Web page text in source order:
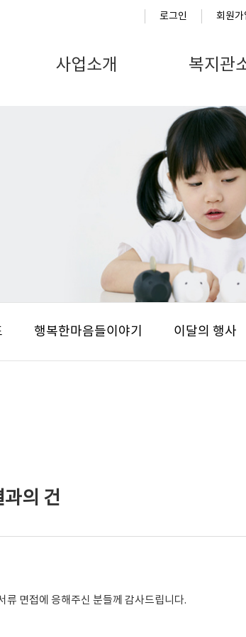
로그인 회원가
사업소개 복지관
행복한마음들이야기 이달의 행사
의 건
면접에 응해주신 분들께 감사드립니다.